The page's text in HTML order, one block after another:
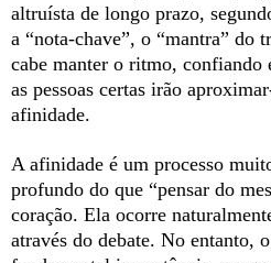
altruísta de longo prazo,
a “nota-chave”, o “mantra” do
cabe manter o ritmo, confiando
as pessoas certas irão
afinidade.
A afinidade é um processo
profundo do que “pensar do
coração. Ela ocorre
através do debate. No entanto,